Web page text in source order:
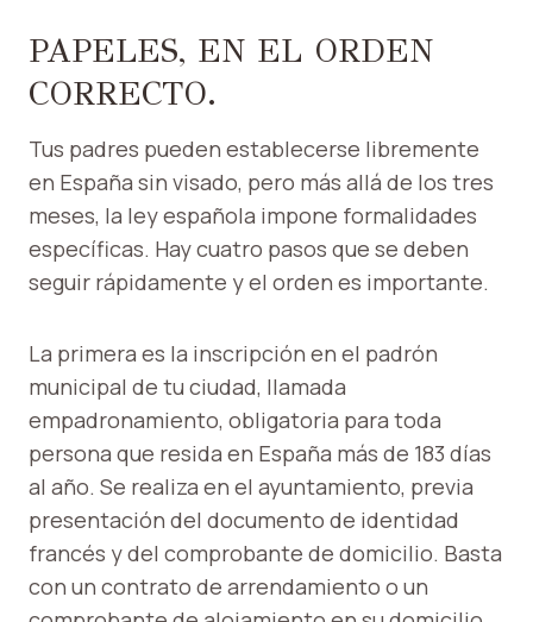
PAPELES, EN EL ORDEN
CORRECTO.
Tus padres pueden establecerse libremente
en España sin visado, pero más allá de los tres
meses, la ley española impone formalidades
específicas. Hay cuatro pasos que se deben
seguir rápidamente y el orden es importante.
La primera es la inscripción en el padrón
municipal de tu ciudad, llamada
empadronamiento, obligatoria para toda
persona que resida en España más de 183 días
al año. Se realiza en el ayuntamiento, previa
presentación del documento de identidad
francés y del comprobante de domicilio. Basta
con un contrato de arrendamiento o un